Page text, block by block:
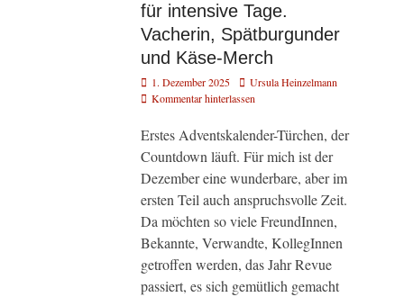
für intensive Tage.
Vacherin, Spätburgunder
und Käse-Merch
Veröffentlicht
am
1. Dezember 2025 AutorUrsula Heinzelmann
Kommentar hinterlassen
Erstes Adventskalender-Türchen, der
Countdown läuft. Für mich ist der
Dezember eine wunderbare, aber im
ersten Teil auch anspruchsvolle Zeit.
Da möchten so viele FreundInnen,
Bekannte, Verwandte, KollegInnen
getroffen werden, das Jahr Revue
passiert, es sich gemütlich gemacht